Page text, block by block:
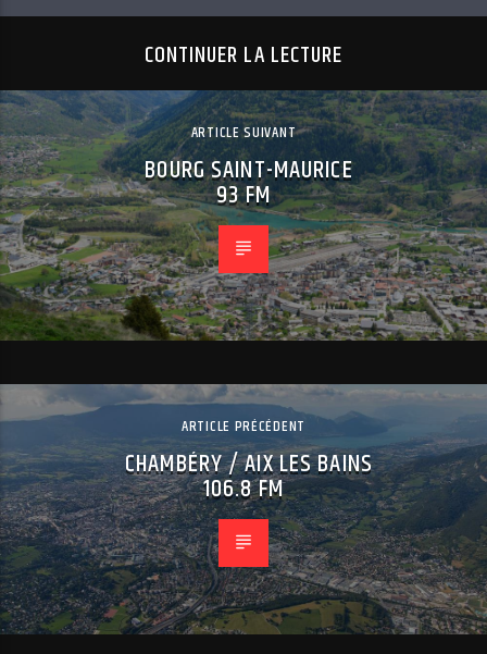
CONTINUER LA LECTURE
ARTICLE SUIVANT
BOURG SAINT-MAURICE
93 FM
ARTICLE PRÉCÉDENT
CHAMBÉRY / AIX LES BAINS
106.8 FM